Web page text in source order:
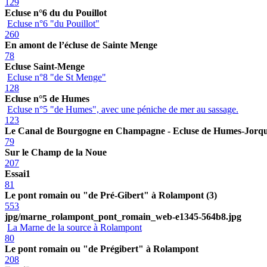
Ecluse n°6 du du Pouillot
Ecluse n°6 "du Pouillot"
260
En amont de l’écluse de Sainte Menge
78
Ecluse Saint-Menge
Ecluse n°8 "de St Menge"
128
Ecluse n°5 de Humes
Ecluse n°5 "de Humes", avec une péniche de mer au sassage.
123
Le Canal de Bourgogne en Champagne - Ecluse de Humes-
79
Sur le Champ de la Noue
207
Essai1
81
Le pont romain ou "de Pré-Gibert" à Rolampont (3)
553
jpg/marne_rolampont_pont_romain_web-e1345-564b8.jpg
La Marne de la source à Rolampont
80
Le pont romain ou "de Prégibert" à Rolampont
208